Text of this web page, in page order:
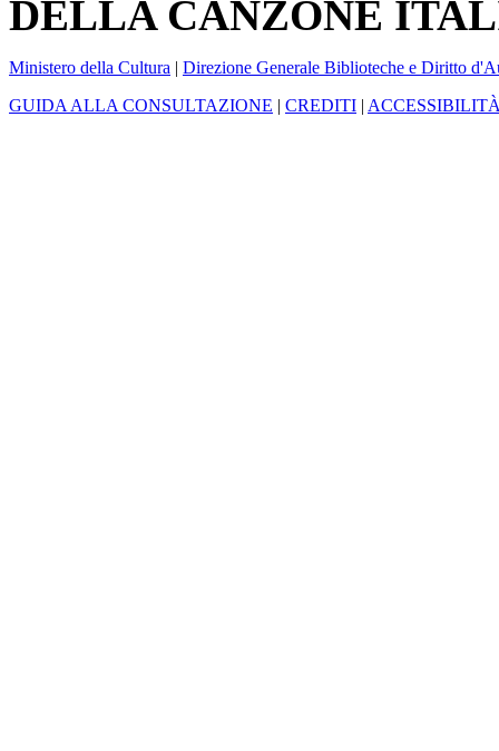
DELLA CANZONE
Ministero della Cultura | Direzione Generale Biblioteche e Diritto
GUIDA ALLA CONSULTAZIONE | CREDITI |